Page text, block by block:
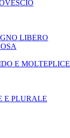
LIBERO
E MOLTEPLICE
E PLURALE